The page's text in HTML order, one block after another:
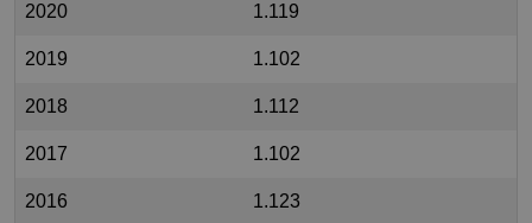
2020 1.119
2019 1.102
2018 1.112
2017 1.102
2016 1.123